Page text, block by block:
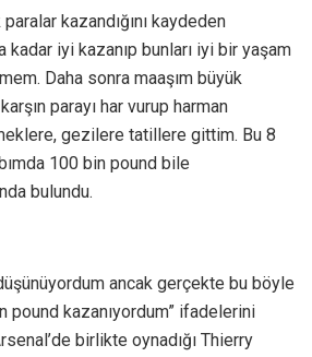
kazandığını kaydeden
kadar iyi kazanıp bunları iyi bir yaşam
Daha sonra maaşım büyük
parayı har vurup harman
gezilere tatillere gittim. Bu 8
100 bin pound bile
bulundu.
ancak gerçekte bu böyle
pound kazanıyordum” ifadelerini
birlikte oynadığı Thierry